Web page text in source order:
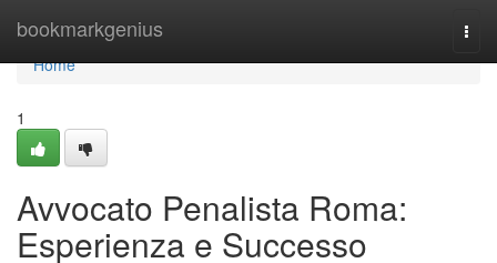
bookmarkgenius
Home
Home
1
Avvocato Penalista Roma:
Esperienza e Successo